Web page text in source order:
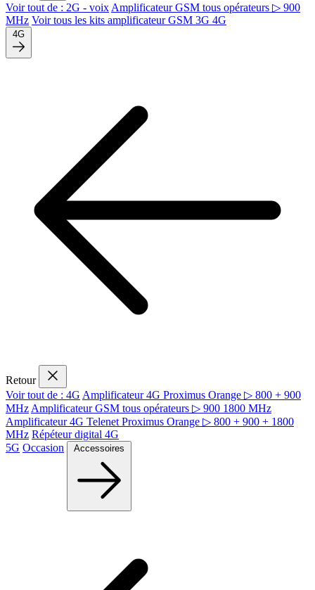
Voir tout de : 2G - voix Amplificateur GSM tous opérateurs ▷ 900
MHz Voir tous les kits amplificateur GSM 3G 4G
4G
Retour
Voir tout de : 4G Amplificateur 4G Proximus Orange ▷ 800 + 900
MHz Amplificateur GSM tous opérateurs ▷ 900 1800 MHz
Amplificateur 4G Telenet Proximus Orange ▷ 800 + 900 + 1800
MHz Répéteur digital 4G
5G Occasion Accessoires